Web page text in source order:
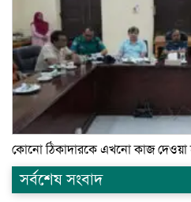
কোনো ঠিকাদারকে এখনো কাজ দেওয়া
সর্বশেষ সংবাদ